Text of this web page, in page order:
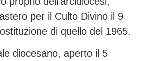
per il Culto Divino il 9
di quello del 1965.
diocesano, aperto il 5